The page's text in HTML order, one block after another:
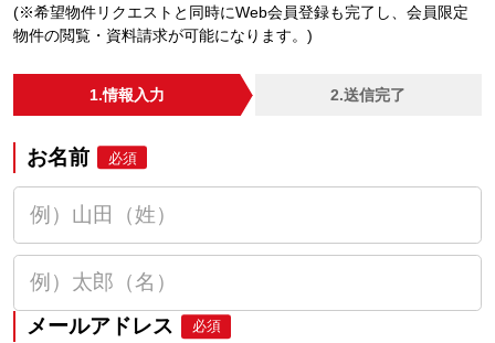
(※希望物件リクエストと同時にWeb会員登録も完了し、会員限定
物件の閲覧・資料請求が可能になります。)
1.情報入力 2.送信完了
お名前 必須
メールアドレス 必須